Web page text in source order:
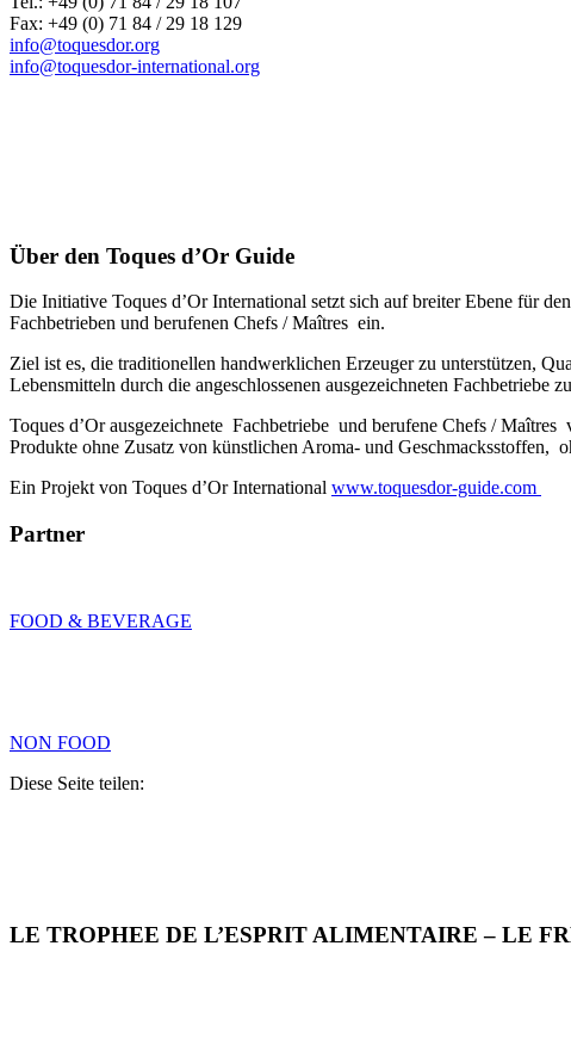
Fax: +49 (0) 71 84 / 29 18 129
info@toquesdor.org
info@toquesdor-international.org
Über den Toques d’Or Guide
Die Initiative Toques d’Or International setzt sich auf breiter Ebene für
Fachbetrieben und berufenen Chefs / Maîtres ein.
Ziel ist es, die traditionellen handwerklichen Erzeuger zu unterstützen,
Lebensmitteln durch die angeschlossenen ausgezeichneten Fachbetriebe
Toques d’Or ausgezeichnete Fachbetriebe und berufene Chefs /
Produkte ohne Zusatz von künstlichen Aroma- und Geschmacksstoffen,
Ein Projekt von Toques d’Or International www.toquesdor-guide.com
Partner
FOOD & BEVERAGE
NON FOOD
Diese Seite teilen:
LE TROPHEE DE L’ESPRIT ALIMENTAIRE – LE